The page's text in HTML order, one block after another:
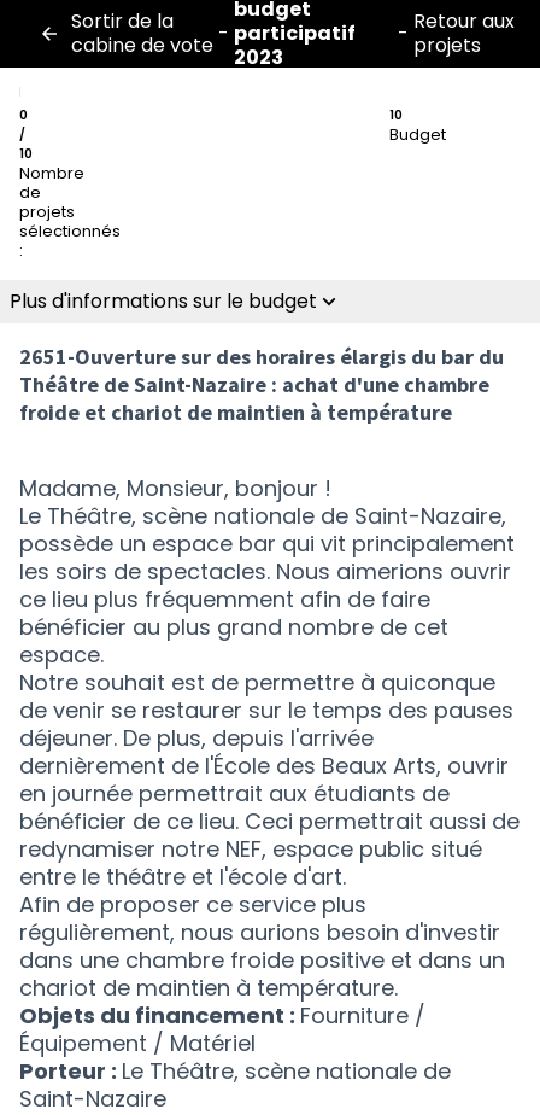
Sortir de la
cabine de vote -
budget
participatif
2023
- Retour aux
projets
0
/
10
Nombre
de
projets
sélectionnés
:
10
Budget
Plus d'informations sur le budget
2651-Ouverture sur des horaires élargis du bar du
Théâtre de Saint-Nazaire : achat d'une chambre
froide et chariot de maintien à température
Madame, Monsieur, bonjour !
Le Théâtre, scène nationale de Saint-Nazaire,
possède un espace bar qui vit principalement
les soirs de spectacles. Nous aimerions ouvrir
ce lieu plus fréquemment afin de faire
bénéficier au plus grand nombre de cet
espace.
Notre souhait est de permettre à quiconque
de venir se restaurer sur le temps des pauses
déjeuner. De plus, depuis l'arrivée
dernièrement de l'École des Beaux Arts, ouvrir
en journée permettrait aux étudiants de
bénéficier de ce lieu. Ceci permettrait aussi de
redynamiser notre NEF, espace public situé
entre le théâtre et l'école d'art.
Afin de proposer ce service plus
régulièrement, nous aurions besoin d'investir
dans une chambre froide positive et dans un
chariot de maintien à température.
Objets du financement : Fourniture /
Équipement / Matériel
Porteur : Le Théâtre, scène nationale de
Saint-Nazaire